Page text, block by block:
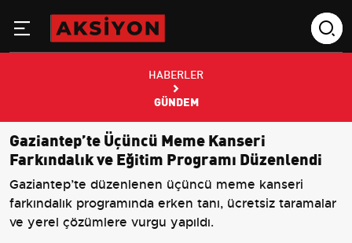
HABERLER
GÜNDEM
Gaziantep’te Üçüncü Meme Kanseri
Farkındalık ve Eğitim Programı Düzenlendi
Gaziantep’te düzenlenen üçüncü meme kanseri
farkındalık programında erken tanı, ücretsiz taramalar
ve yerel çözümlere vurgu yapıldı.